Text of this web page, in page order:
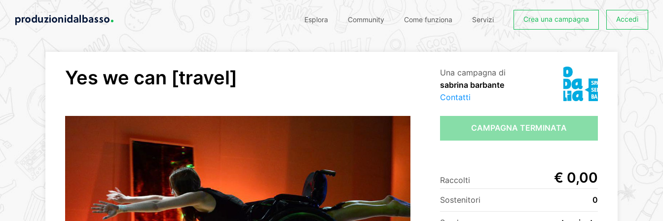
Esplora Community Come funziona Servizi Crea una campagna Accedi
Yes we can [travel]
Una campagna di
sabrina barbante
Contatti
CAMPAGNA TERMINATA
Raccolti € 0,00
Sostenitori 0